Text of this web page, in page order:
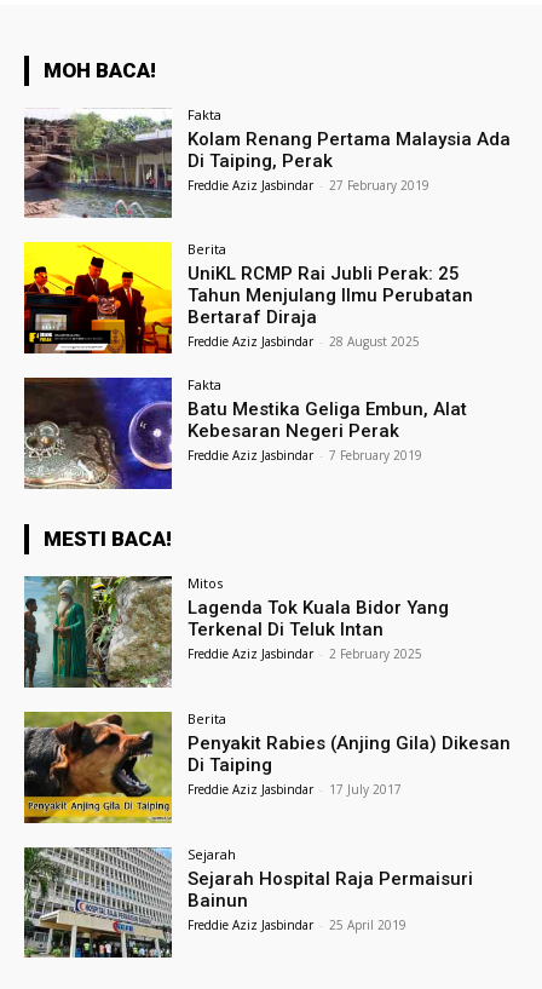
MOH BACA!
Fakta
Kolam Renang Pertama Malaysia Ada
Di Taiping, Perak
Freddie Aziz Jasbindar - 27 February 2019
Berita
UniKL RCMP Rai Jubli Perak: 25
Tahun Menjulang Ilmu Perubatan
Bertaraf Diraja
Freddie Aziz Jasbindar - 28 August 2025
Fakta
Batu Mestika Geliga Embun, Alat
Kebesaran Negeri Perak
Freddie Aziz Jasbindar - 7 February 2019
MESTI BACA!
Mitos
Lagenda Tok Kuala Bidor Yang
Terkenal Di Teluk Intan
Freddie Aziz Jasbindar - 2 February 2025
Berita
Penyakit Rabies (Anjing Gila) Dikesan
Di Taiping
Freddie Aziz Jasbindar - 17 July 2017
Sejarah
Sejarah Hospital Raja Permaisuri
Bainun
Freddie Aziz Jasbindar - 25 April 2019